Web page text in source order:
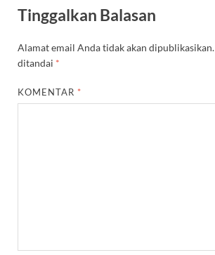
Tinggalkan Balasan
Alamat email Anda tidak akan dipublikasikan.
ditandai *
KOMENTAR *